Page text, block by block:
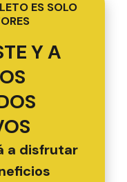
ES SOLO
Y A
a disfrutar